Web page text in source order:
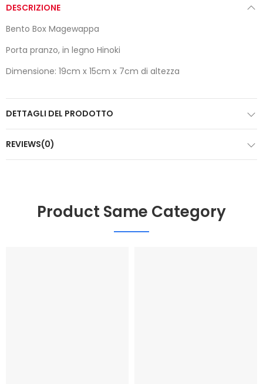
DESCRIZIONE
Bento Box Magewappa
Porta pranzo, in legno Hinoki
Dimensione: 19cm x 15cm x 7cm di altezza
DETTAGLI DEL PRODOTTO
REVIEWS(0)
Product Same Category